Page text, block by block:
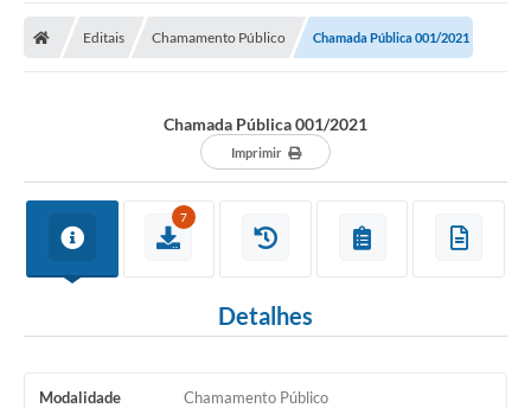
Editais Chamamento Público Chamada Pública 001/2021
Chamada Pública 001/2021
Imprimir
7
Detalhes
Modalidade Chamamento Público